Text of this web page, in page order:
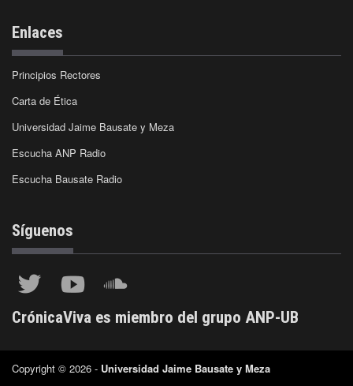
Enlaces
Principios Rectores
Carta de Ética
Universidad Jaime Bausate y Meza
Escucha ANP Radio
Escucha Bausate Radio
Síguenos
CrónicaViva es miembro del grupo ANP-UB
Copyright © 2026 - Universidad Jaime Bausate y Meza